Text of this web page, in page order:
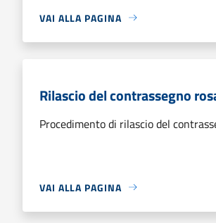
VAI ALLA PAGINA
Rilascio del contrassegno
Procedimento di rilascio del
VAI ALLA PAGINA